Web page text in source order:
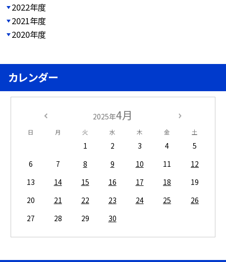
2022年度
2021年度
2020年度
カレンダー
2025年4月
日 月 火 水 木 金 土
1 2 3 4
5
6
7 8 9 10 11
12
13
14 15 16 17 18
19
20
21 22 23 24 25
26
27
28 29 30